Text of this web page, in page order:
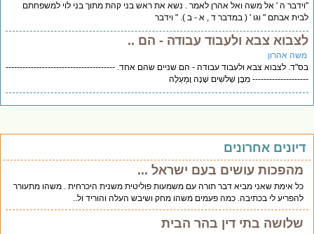
ה ' אל משה ואל אהרן לאמר . נשא את ראש בני קהת מתוך בני לוי למשפחתם
אבתם " וגו ' ( במדבר ד , א - ב ). " וידבר
צבא ולעבוד עבודה - הם ..
אהרון
לצבוא צבא ולעבוד עבודה - הם שניים שהם אחד. ---------------------------------------
מִבֶּן שְׁלֹשִׁים שָׁנָה וָמַעְלָה
אחרונים
מהפכות עושים בעם ישראל ...
כל אימת שאני מביא דבר תורה עם משמעות פוליטית משנית היכרחית . משהו מתעורר
להפריע לי בכתיבה. כמה פעמים משהו מחק ושיבש העלה והוריד ול..
שלושה בתי דין בהר הבית